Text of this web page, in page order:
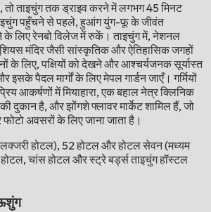
तो ताइचुंग तक ड्राइव करने में लगभग 45 मिनट
पहुँचने से पहले, हुआंग युंग-फू के जीवंत
के लिए रेनबो विलेज में रुकें। ताइचुंग में, नेशनल
मंदिर जैसी सांस्कृतिक और ऐतिहासिक जगहों
के लिए, पक्षियों को देखने और आश्चर्यजनक सूर्यास्त
पैदल मार्गों के लिए मेपल गार्डन जाएँ। गर्मियों
आकर्षणों में मियाहारा, एक बहाल नेत्र क्लिनिक
दुकान है, और झोंगशे फ्लावर मार्केट शामिल हैं, जो
अवसरों के लिए जाना जाता है।
होटल), 52 होटल और होटल सेवन (मध्यम
चांस होटल और स्ट्रे बर्ड्स ताइचुंग हॉस्टल